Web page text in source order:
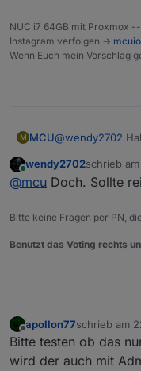
NUC i7 64GB mit Proxmox
Instagram verfolgen ->
Wenn Euch mein Vorschlag
M MCU@wendy2702
Online
wendy2702schrieb am
zuletzt
@mcu Doch. Sollte
Bitte keine Fragen per PN,
Benutzt das Voting rechts
Offline
apollon77schrieb am
zuletzt
Bitte testen ob das
wird der auch mit